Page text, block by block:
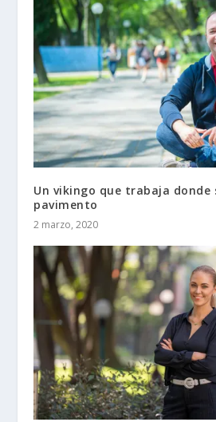
Un vikingo que trabaja donde
pavimento
2 marzo, 2020